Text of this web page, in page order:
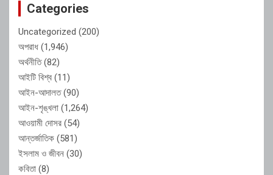
Categories
Uncategorized (200)
অপরাধ (1,946)
অর্থনীতি(82)
আইটি বিশ্ব (11)
আইন-আদালত(90)
আইন-শৃঙ্খলা (1,264)
আওয়ামী দোসর (54)
আন্তর্জাতিক (581)
ইসলাম ও জীবন (30)
কবিতা (8)